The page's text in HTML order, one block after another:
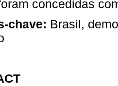
concedidas
chave: Brasil,